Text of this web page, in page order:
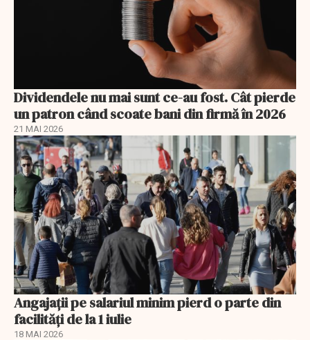
Dividendele nu mai sunt ce-au fost. Cât pierde
un patron când scoate bani din firmă în 2026
21 MAI 2026
Angajații pe salariul minim pierd o parte din
facilități de la 1 iulie
18 MAI 2026